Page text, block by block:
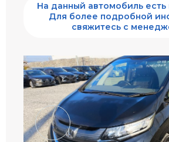
На данный автомобиль
Для более подробной
свяжитесь с